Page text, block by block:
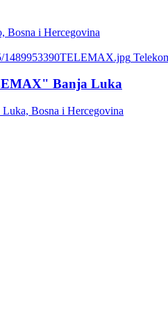
Bosna i Hercegovina
Banja Luka
Bosna i Hercegovina